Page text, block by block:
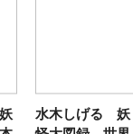
水木しげる 妖